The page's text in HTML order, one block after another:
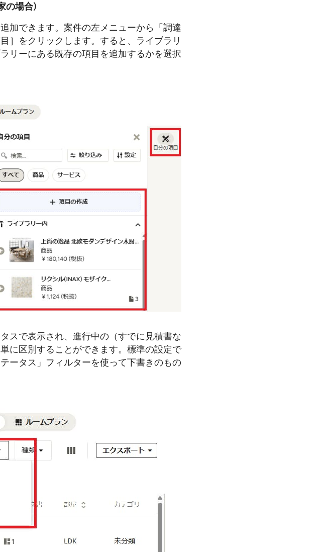
の場合)
加できます。案件の左メニューから「調達
］をクリックします。すると、ライブラリ
リーにある既存の項目を追加するかを選択
スで表示され、進行中の（すでに見積書な
に区別することができます。標準の設定で
ータス」フィルターを使って下書きのもの